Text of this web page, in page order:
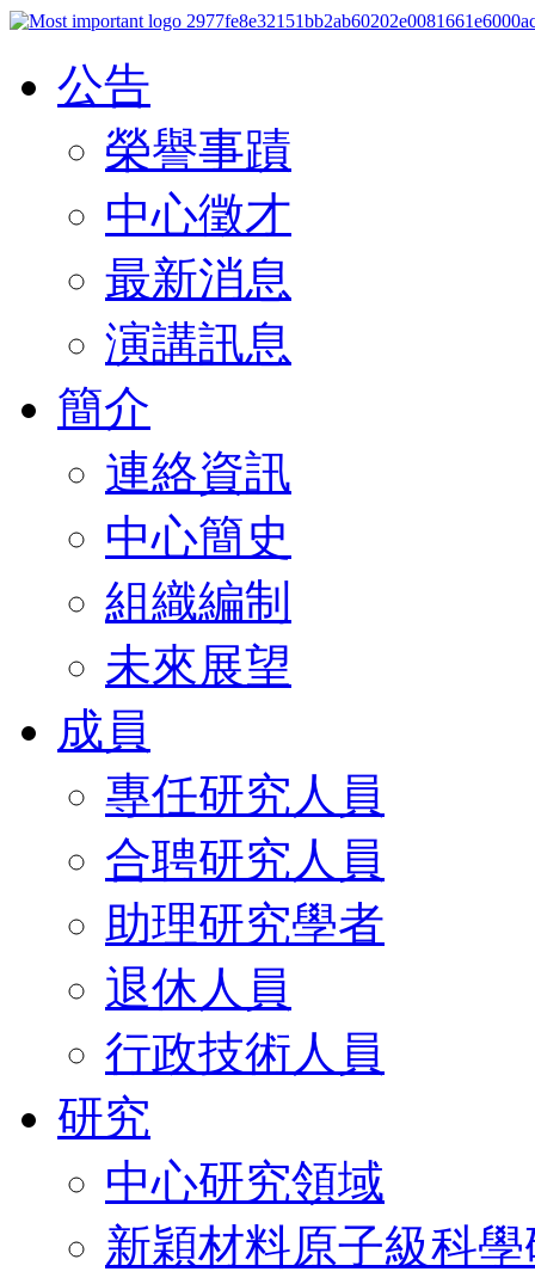
公告
榮譽事蹟
中心徵才
最新消息
演講訊息
簡介
連絡資訊
中心簡史
組織編制
未來展望
成員
專任研究人員
合聘研究人員
助理研究學者
退休人員
行政技術人員
研究
中心研究領域
新穎材料原子級科